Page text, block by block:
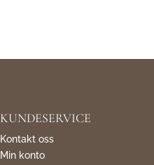
KUNDESERVICE
Kontakt oss
Min konto